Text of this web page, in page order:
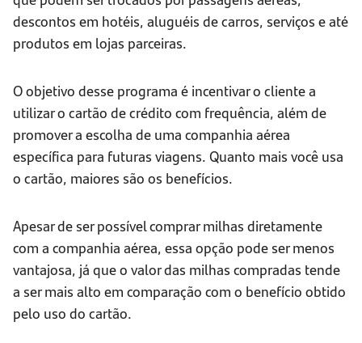
descontos em hotéis, aluguéis de carros, serviços e até
produtos em lojas parceiras.
O objetivo desse programa é incentivar o cliente a
utilizar o cartão de crédito com frequência, além de
promover a escolha de uma companhia aérea
específica para futuras viagens. Quanto mais você usa
o cartão, maiores são os benefícios.
Apesar de ser possível comprar milhas diretamente
com a companhia aérea, essa opção pode ser menos
vantajosa, já que o valor das milhas compradas tende
a ser mais alto em comparação com o benefício obtido
pelo uso do cartão.